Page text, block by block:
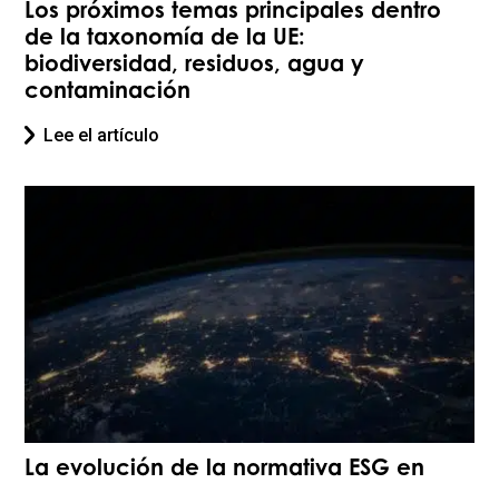
Los próximos temas principales dentro
de la taxonomía de la UE:
biodiversidad, residuos, agua y
contaminación
Lee el artículo
La evolución de la normativa ESG en